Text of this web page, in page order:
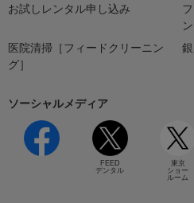
お試しレンタル申し込み
ン
医院清掃［フィードクリーニン
グ］
ソーシャルメディア
FEED
デンタル
東京
ショー
ルーム